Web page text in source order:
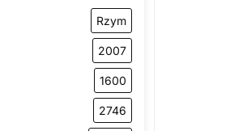
Rzym
2007
1600
2746